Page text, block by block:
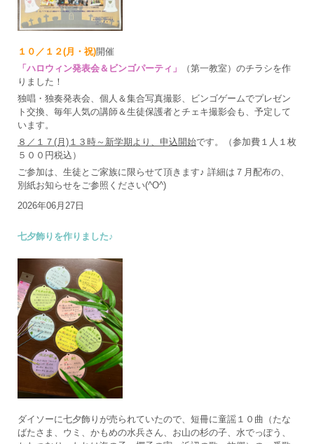
１０／１２(月・祝)開催
「ハロウィン発表会＆ビンゴパーティ」
（第一教室）のチラシを作
りました！
独唱・独奏発表会、個人＆集合写真撮影、ビンゴゲームでプレゼン
ト交換、毎年人気の講師＆生徒保護者とチェキ撮影会も、予定して
います。
８／１７(月)１３時～新学期より、申込開始です。（参加費１人１枚
５００円税込）
ご参加は、生徒とご家族に限らせて頂きます♪ 詳細は７月配布の、
別紙お知らせをご参照ください(^O^)
2026年06月27日
七夕飾りを作りました♪
ダイソーに七夕飾りが売られていたので、短冊に童謡１０曲（たな
ばたさま、ウミ、かもめの水兵さん、お山の杉の子、水でっぽう、